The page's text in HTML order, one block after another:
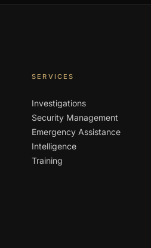
SERVICES
Investigations
Security Management
Emergency Assistance
Intelligence
Training